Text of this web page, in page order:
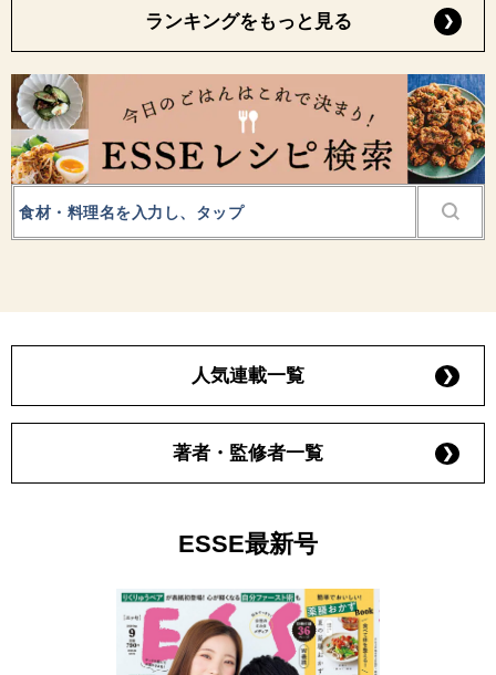
ランキングをもっと見る
人気連載一覧
著者・監修者一覧
ESSE最新号